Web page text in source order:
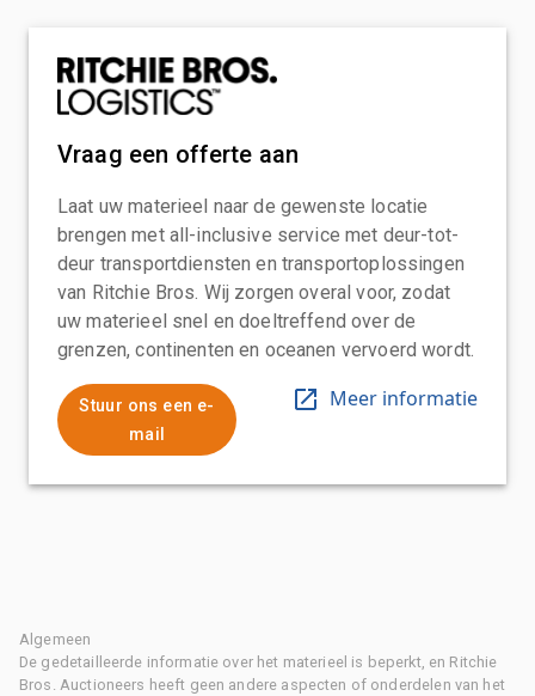
Vraag een offerte aan
Laat uw materieel naar de gewenste locatie
brengen met all-inclusive service met deur-tot-
deur transportdiensten en transportoplossingen
van Ritchie Bros. Wij zorgen overal voor, zodat
uw materieel snel en doeltreffend over de
grenzen, continenten en oceanen vervoerd wordt.
Stuur ons een e-
mail
Meer informatie
Algemeen
De gedetailleerde informatie over het materieel is beperkt, en Ritchie
Bros. Auctioneers heeft geen andere aspecten of onderdelen van het